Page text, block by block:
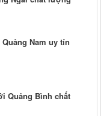
Nam uy tín
Quảng Bình chất